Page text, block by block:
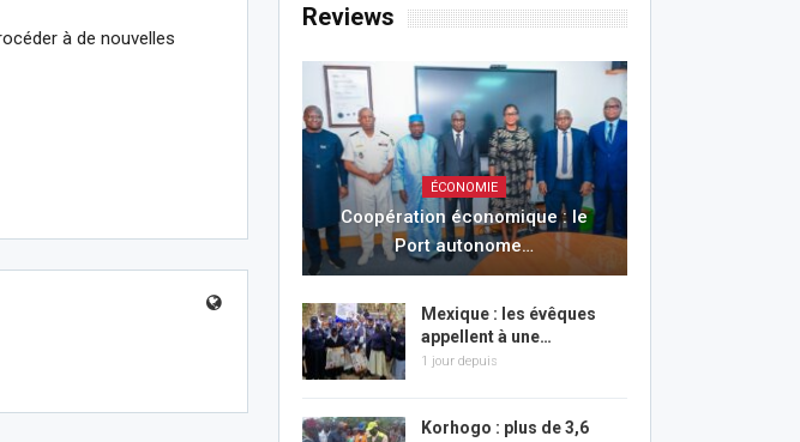
à de nouvelles
Reviews
ÉCONOMIE
Coopération économique : le
Port autonome…
Mexique : les évêques
appellent à une…
1 jour depuis
Korhogo : plus de 3,6